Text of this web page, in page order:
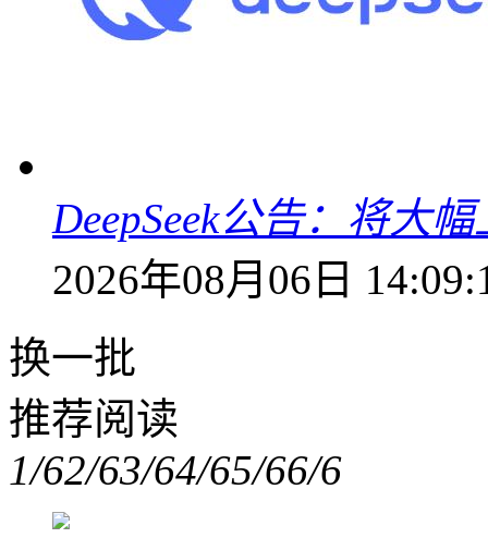
DeepSeek公告：将大
2026年08月06日
换一批
推荐阅读
1/62/63/64/65/66/6